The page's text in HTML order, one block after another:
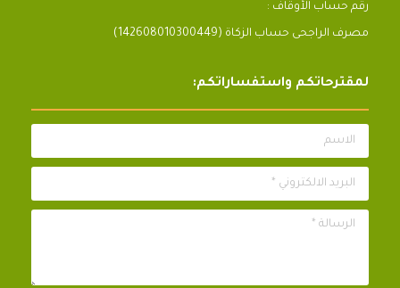
رقم حساب الأوقاف :
مصرف الراجحى حساب الزكاة (142608010300449)
لمقترحاتكم واستفساراتكم:
الاسم
البريد الالكتروني *
الرسالة *